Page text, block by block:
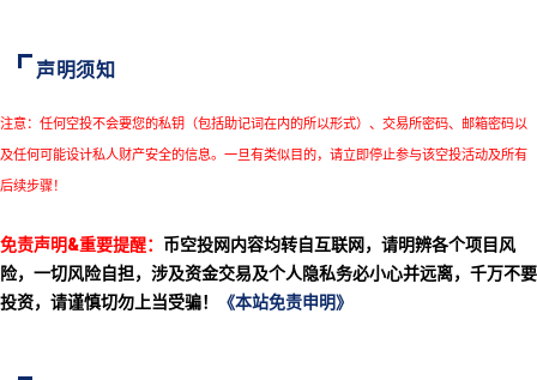
声明须知
注意：任何空投不会要您的私钥（包括助记词在内的所以形式）、交易所密码、邮箱密码以
及任何可能设计私人财产安全的信息。一旦有类似目的，请立即停止参与该空投活动及所有
后续步骤！
免责声明&重要提醒： 币空投网内容均转自互联网，请明辨各个项目风
险，一切风险自担，涉及资金交易及个人隐私务必小心并远离，千万不要
投资，请谨慎切勿上当受骗！
《本站免责申明》